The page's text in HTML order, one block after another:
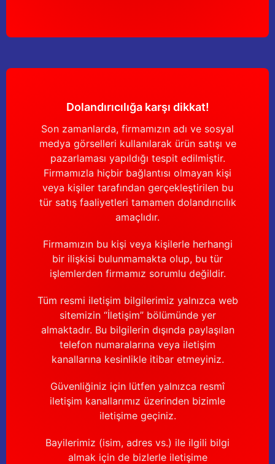
Dolandırıcılığa karşı dikkat!
Son zamanlarda, firmamızın adı ve sosyal
medya görselleri kullanılarak ürün satışı ve
pazarlaması yapıldığı tespit edilmiştir.
Firmamızla hiçbir bağlantısı olmayan kişi
veya kişiler tarafından gerçekleştirilen bu
tür satış faaliyetleri tamamen dolandırıcılık
amaçlıdır.
Firmamızın bu kişi veya kişilerle herhangi
bir ilişkisi bulunmamakta olup, bu tür
işlemlerden firmamız sorumlu değildir.
Tüm resmi iletişim bilgilerimiz yalnızca web
sitemizin “İletişim” bölümünde yer
almaktadır. Bu bilgilerin dışında paylaşılan
telefon numaralarına veya iletişim
kanallarına kesinlikle itibar etmeyiniz.
Güvenliğiniz için lütfen yalnızca resmî
iletişim kanallarımız üzerinden bizimle
iletişime geçiniz.
Bayilerimiz (isim, adres vs.) ile ilgili bilgi
almak için de bizlerle iletişime